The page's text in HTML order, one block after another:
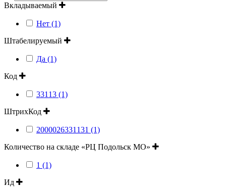
Вкладываемый
Нет (1)
Штабелируемый
Да (1)
Код
33113 (1)
ШтрихКод
2000026331131 (1)
Количество на складе «РЦ Подольск МО»
1 (1)
Ид